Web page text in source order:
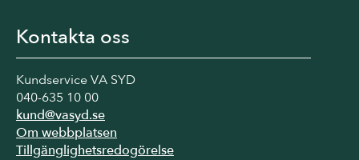
Kontakta oss
Kundservice VA SYD
040-635 10 00
kund@vasyd.se
Om webbplatsen
Tillgänglighetsredogörelse